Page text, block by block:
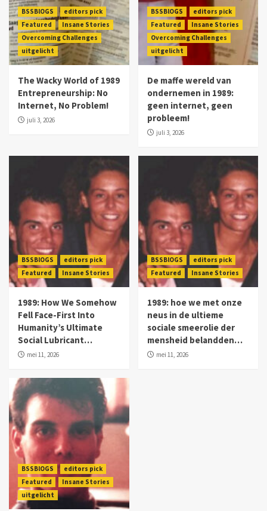
BSSBlOGS
editors pick
Featured
Insane Stories
Overcoming Challenges
uitgelicht
The Wacky World of 1989
Entrepreneurship: No
Internet, No Problem!
juli 3, 2026
BSSBlOGS
editors pick
Featured
Insane Stories
Overcoming Challenges
uitgelicht
De maffe wereld van
ondernemen in 1989:
geen internet, geen
probleem!
juli 3, 2026
BSSBlOGS
editors pick
Featured
Insane Stories
1989: How We Somehow
Fell Face-First Into
Humanity’s Ultimate
Social Lubricant…
mei 11, 2026
BSSBlOGS
editors pick
Featured
Insane Stories
1989: hoe we met onze
neus in de ultieme
sociale smeerolie der
mensheid belandden…
mei 11, 2026
BSSBlOGS
editors pick
Featured
Insane Stories
uitgelicht